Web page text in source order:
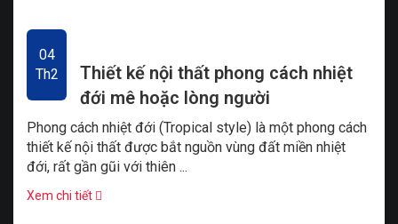
Thiết kế nội thất phong cách nhiệt
đới mê hoặc lòng người
Phong cách nhiệt đới (Tropical style) là một phong cách
thiết kế nội thất được bắt nguồn vùng đất miền nhiệt
đới, rất gần gũi với thiên ...
04
Th2
Xem chi tiết